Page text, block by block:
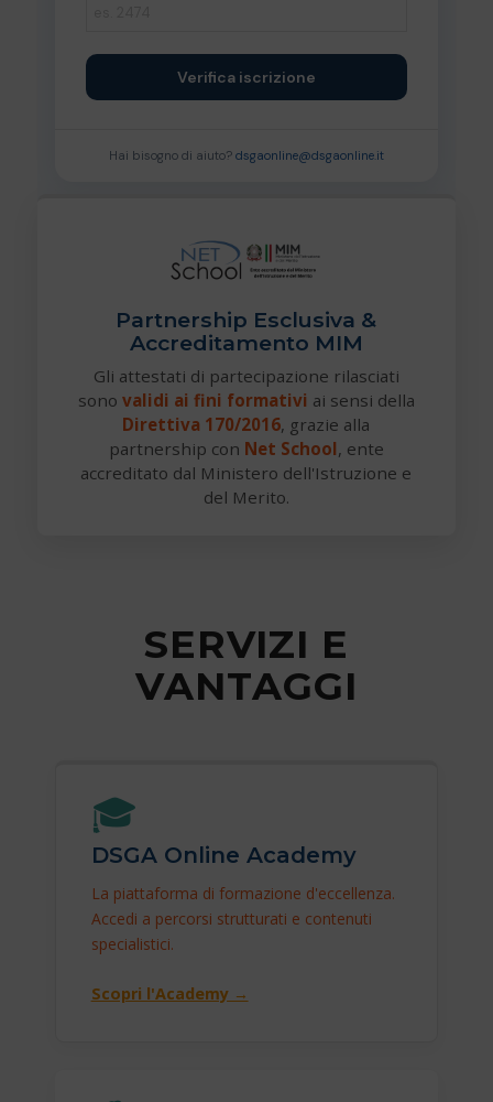
Verifica iscrizione
Hai bisogno di aiuto? dsgaonline@dsgaonline.it
Partnership Esclusiva &
Accreditamento MIM
Gli attestati di partecipazione rilasciati
sono validi ai fini formativi ai sensi della
Direttiva 170/2016, grazie alla
partnership con Net School, ente
accreditato dal Ministero dell'Istruzione e
del Merito.
SERVIZI E
VANTAGGI
🎓
DSGA Online Academy
La piattaforma di formazione d'eccellenza.
Accedi a percorsi strutturati e contenuti
specialistici.
Scopri l'Academy →